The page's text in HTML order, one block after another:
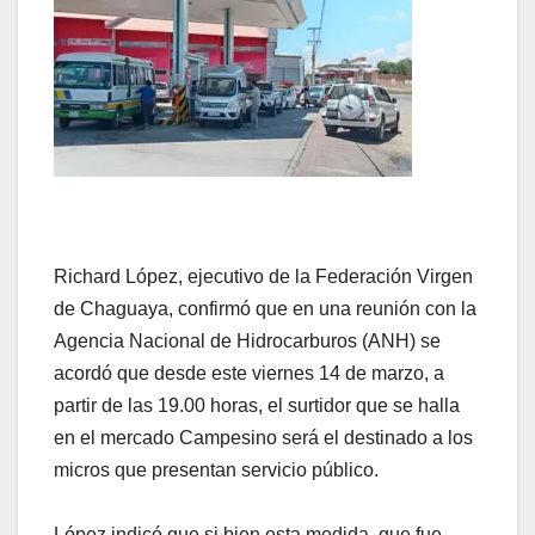
Richard López, ejecutivo de la Federación Virgen
de Chaguaya, confirmó que en una reunión con la
Agencia Nacional de Hidrocarburos (ANH) se
acordó que desde este viernes 14 de marzo, a
partir de las 19.00 horas, el surtidor que se halla
en el mercado Campesino será el destinado a los
micros que presentan servicio público.